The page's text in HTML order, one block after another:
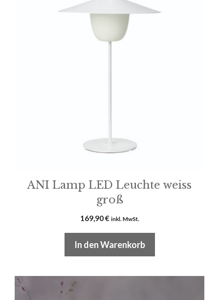
ANI Lamp LED Leuchte weiss
groß
169,90€ inkl. MwSt.
In den Warenkorb